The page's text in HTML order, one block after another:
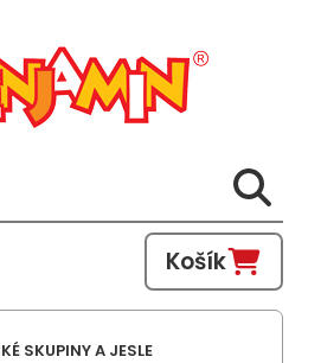
Košík
SKUPINY A JESLE